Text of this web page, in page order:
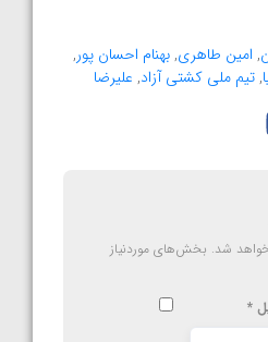
, امین طاهری,بهنام احسان پور,
,تیم ملی کشتی آزاد, علیرضا
شد. بخش‌های موردنیاز
*